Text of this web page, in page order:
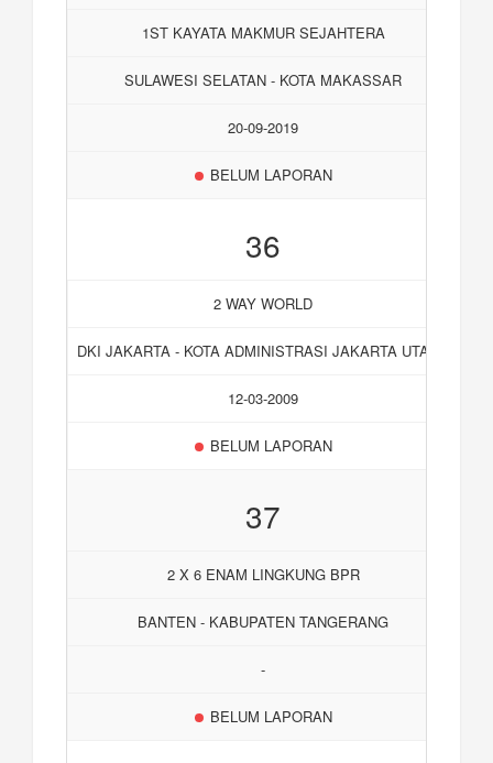
1ST KAYATA MAKMUR SEJAHTERA
SULAWESI SELATAN - KOTA MAKASSAR
20-09-2019
BELUM LAPORAN
36
2 WAY WORLD
DKI JAKARTA - KOTA ADMINISTRASI JAKARTA UTARA
12-03-2009
BELUM LAPORAN
37
2 X 6 ENAM LINGKUNG BPR
BANTEN - KABUPATEN TANGERANG
-
BELUM LAPORAN